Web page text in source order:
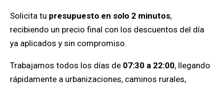
Solicita tu presupuesto en solo 2 minutos,
recibiendo un precio final con los descuentos del día
ya aplicados y sin compromiso.
Trabajamos todos los días de 07:30 a 22:00, llegando
rápidamente a urbanizaciones, caminos rurales,